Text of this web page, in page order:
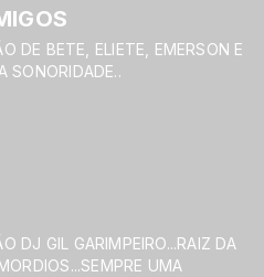
E
SONORIDADE..
DJ GIL GARIMPEIRO...RAIZ DA
UMA